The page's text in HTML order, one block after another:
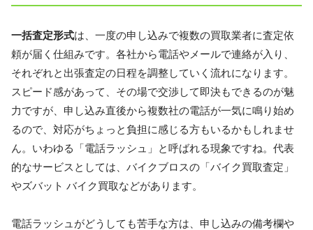
一括査定形式は、一度の申し込みで複数の買取業者に査定依
頼が届く仕組みです。各社から電話やメールで連絡が入り、
それぞれと出張査定の日程を調整していく流れになります。
スピード感があって、その場で交渉して即決もできるのが魅
力ですが、申し込み直後から複数社の電話が一気に鳴り始め
るので、対応がちょっと負担に感じる方もいるかもしれませ
ん。いわゆる「電話ラッシュ」と呼ばれる現象ですね。代表
的なサービスとしては、バイクブロスの「バイク買取査定」
やズバット バイク買取などがあります。
電話ラッシュがどうしても苦手な方は、申し込みの備考欄や